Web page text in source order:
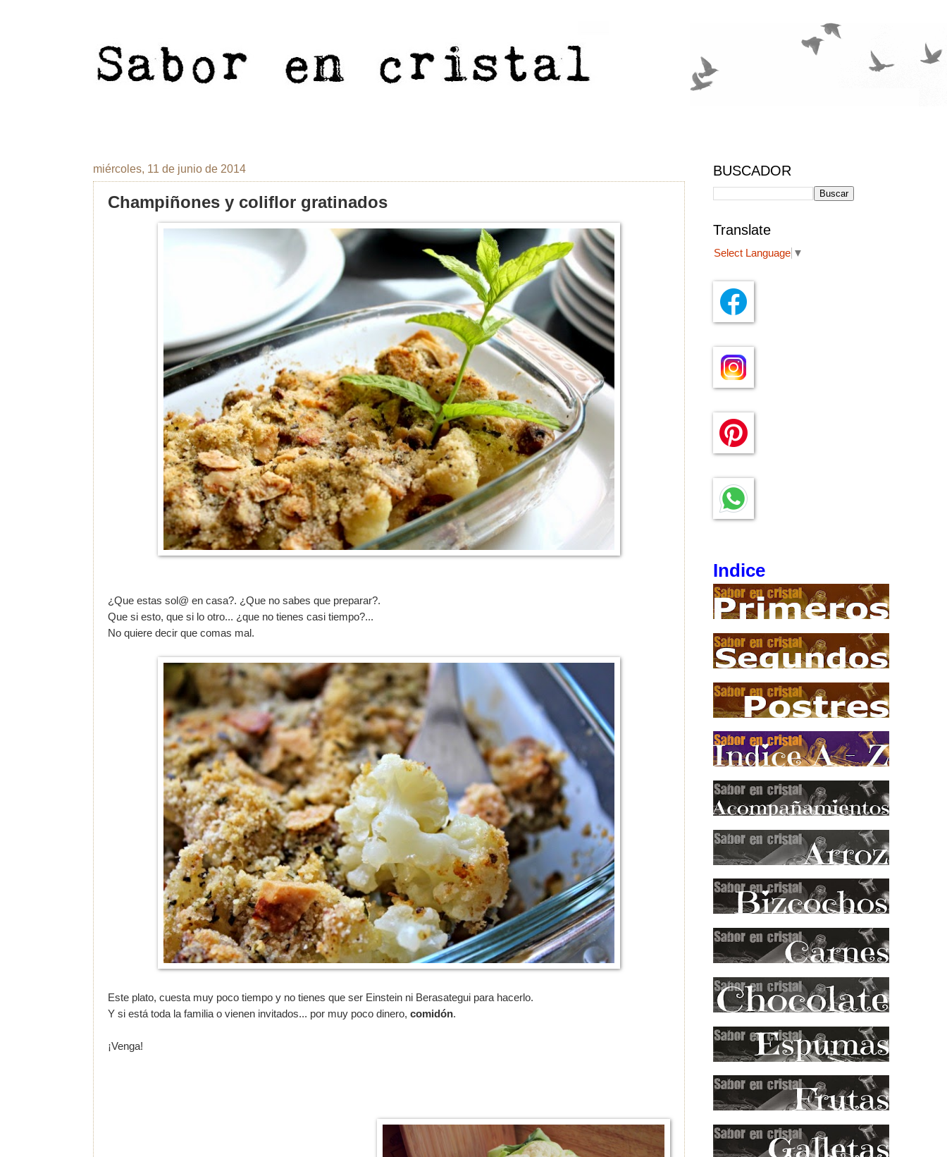
miércoles, 11 de junio de 2014
Champiñones y coliflor gratinados
¿Que estas sol@ en casa?. ¿Que no sabes que preparar?.
Que si esto, que si lo otro... ¿que no tienes casi tiempo?...
No quiere decir que comas mal.
Este plato, cuesta muy poco tiempo y no tienes que ser Einstein ni Berasategui para hacerlo.
Y si está toda la familia o vienen invitados... por muy poco dinero, comidón.
¡Venga!
BUSCADOR
Translate
Select Language ▼
Indice